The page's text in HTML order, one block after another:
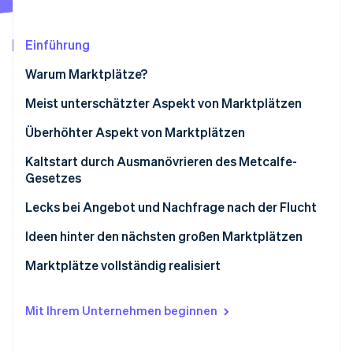
Start-up-Gründung
Climate
CO₂-Entnahme
Identity
Stripe-Sessions 2026
Jetzt ansehen
Einführung
Warum Marktplätze?
Meist unterschätzter Aspekt von Marktplätzen
Überhöhter Aspekt von Marktplätzen
Kaltstart durch Ausmanövrieren des Metcalfe-
Gesetzes
Angebot-Nachfrage-Versorgungsangebot vs.
Lecks bei Angebot und Nachfrage nach der Flucht
Ideen hinter den nächsten großen Marktplätzen
Marktplätze vollständig realisiert
Mit Ihrem Unternehmen beginnen